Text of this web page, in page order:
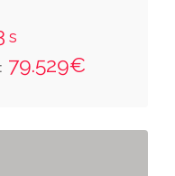
de las cuales
33 de policía
s
79.529€